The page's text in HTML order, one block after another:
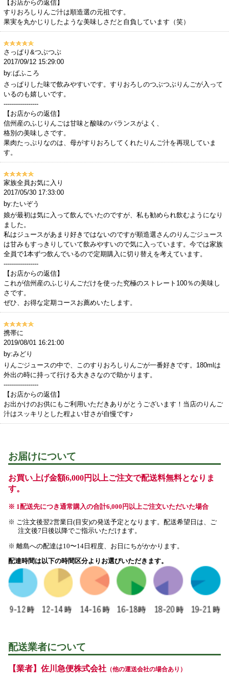
【お店からの返信】
すりおろしりんご汁は順造選の元祖です。
果実を丸かじりしたような美味しさだと自負しています（笑）
さっぱり&つぶつぶ
2017/09/12 15:29:00
by:ぱふころ
さっぱりした味で飲みやすいです。すりおろしのつぶつぶりんごが入って
いるのも嬉しいです。
-----------------
【お店からの返信】
信州産のふじりんごは甘味と酸味のバランスがよく、
格別の美味しさです。
果肉たっぷりなのは、母がすりおろしてくれたりんご汁を再現していま
す。
家族全員お気に入り
2017/05/30 17:33:00
by:たいぞう
娘が最初は気に入って飲んでいたのですが、私も勧められ飲むようになり
ました。
私はジュースがあまり好きではないのですが順造選さんのりんごジュース
は甘みもすっきりしていて飲みやすいので気に入っています。今では家族
全員で1本ずつ飲んでいるので定期購入に切り替えを考えています。
-----------------
【お店からの返信】
これが信州産のふじりんごだけを使った究極のストレート100％の美味し
さです。
ぜひ、お得な定期コースお薦めいたします。
携帯に
2019/08/01 16:21:00
by:みどり
りんごジュースの中で、このすりおろしりんごが一番好きです。180mlは
外出の時に持って行ける大きさなので助かります。
-----------------
【お店からの返信】
お出かけのお供にもご利用いただきありがとうございます！当店のりんご
汁はスッキリとした程よい甘さが自慢です♪